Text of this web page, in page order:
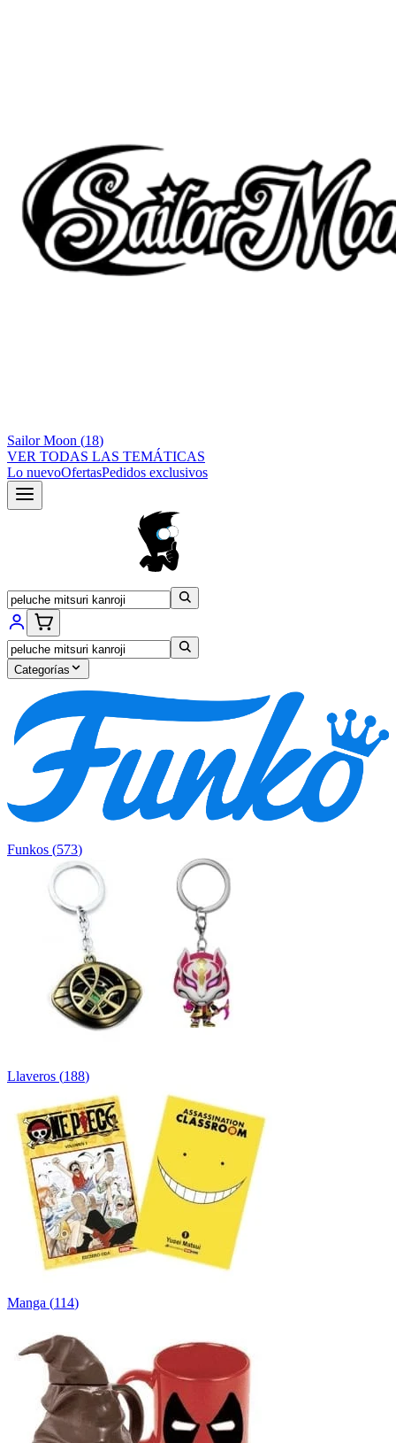
Sailor Moon (18)
VER TODAS LAS TEMÁTICAS
Lo nuevoOfertasPedidos exclusivos
Categorías
Funkos (573)
Llaveros (188)
Manga (114)